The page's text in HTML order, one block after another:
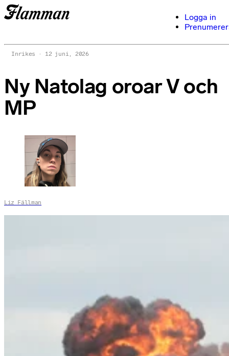
Logga in
Inrikes 12 juni, 2026
Ny Natolag oroar V och
MP
Liz Fällman